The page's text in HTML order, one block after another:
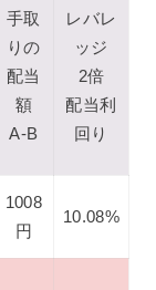
手取
りの
配当
額
A-B
レバレ
ッジ
2倍
配当利
回り
1008
円
10.08%